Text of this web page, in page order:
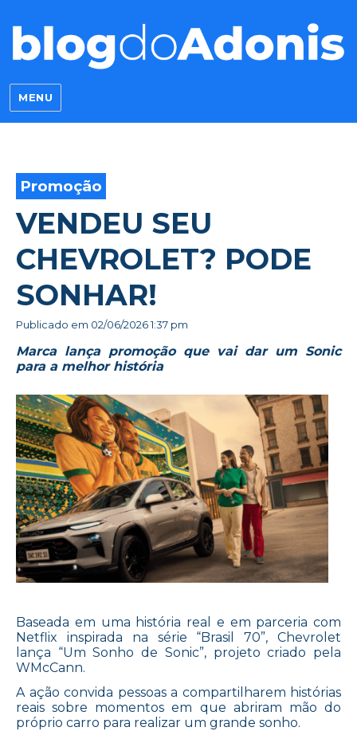
Blog do Adonis
MENU
Promoção
VENDEU SEU
CHEVROLET? PODE
SONHAR!
Publicado em 02/06/2026 1:37 pm
Marca lança promoção que vai dar um Sonic
para a melhor história
Baseada em uma história real e em parceria com
Netflix inspirada na série “Brasil 70”, Chevrolet
lança “Um Sonho de Sonic”, projeto criado pela
WMcCann.
A ação convida pessoas a compartilharem histórias
reais sobre momentos em que abriram mão do
próprio carro para realizar um grande sonho.